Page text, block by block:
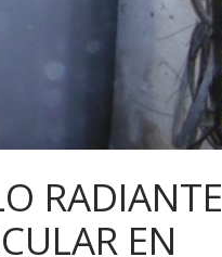
RADIANTE
EN